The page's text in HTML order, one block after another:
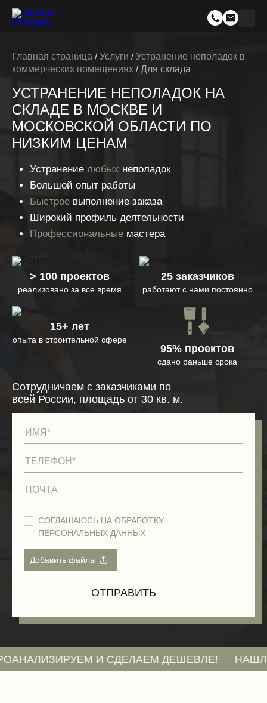
Главная страница /Услуги /Устранение неполадок в
коммерческих помещениях /Для склада
УСТРАНЕНИЕ НЕПОЛАДОК НА
СКЛАДЕ В МОСКВЕ И
МОСКОВСКОЙ ОБЛАСТИ ПО
НИЗКИМ ЦЕНАМ
Устранение любых неполадок
Большой опыт работы
Быстрое выполнение заказа
Широкий профиль деятельности
Профессиональные мастера
> 100 проектов
реализовано за все время
25 заказчиков
работают с нами постоянно
15+ лет
опыта в строительной сфере
95% проектов
сдано раньше срока
Сотрудничаем с заказчиками по
всей России, площадь от 30 кв. м.
СОГЛАШАЮСЬ НА ОБРАБОТКУ
ПЕРСОНАЛЬНЫХ ДАННЫХ
И СДЕЛАЕМ ДЕШЕВЛЕ! НАШЛИ